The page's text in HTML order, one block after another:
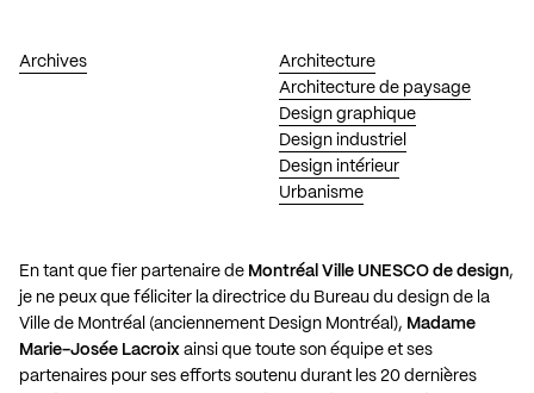
Archives
Architecture
Architecture de paysage
Design graphique
Design industriel
Design intérieur
Urbanisme
En tant que fier partenaire de Montréal Ville UNESCO de design,
je ne peux que féliciter la directrice du Bureau du design de la
Ville de Montréal (anciennement Design Montréal), Madame
Marie-Josée Lacroix ainsi que toute son équipe et ses
partenaires pour ses efforts soutenu durant les 20 dernières